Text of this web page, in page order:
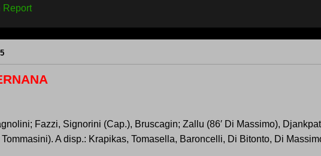
Report
Fazzi, Signorini (Cap.), Bruscagin; Zallu (86′ Di Massimo),
Tommasini). A disp.: Krapikas, Tomasella, Baroncelli, Di Bitonto, Di